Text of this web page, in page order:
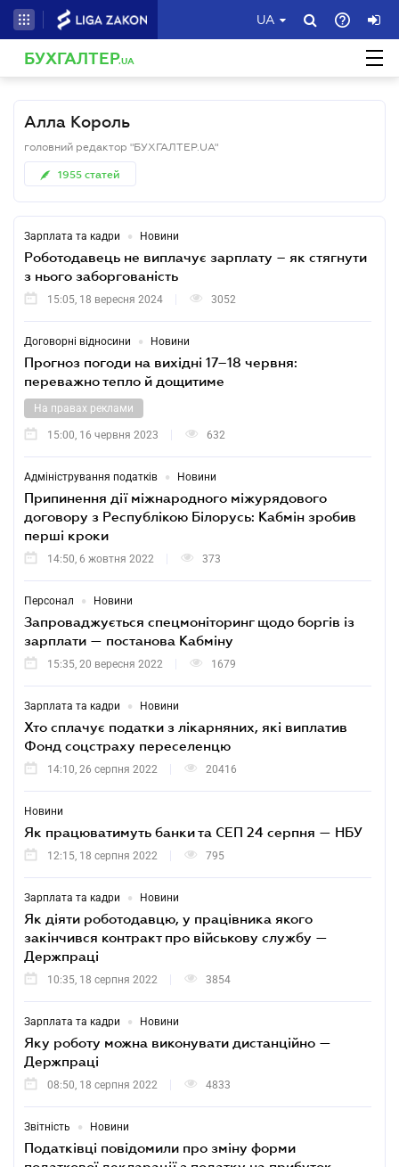
UA
БУХГАЛТЕР.UA
Алла Король
головний редактор "БУХГАЛТЕР.UA"
1955 статей
Зарплата та кадри • Новини
Роботодавець не виплачує зарплату – як стягнути
з нього заборгованість
15:05, 18 вересня 2024 3052
Договорні відносини • Новини
Прогноз погоди на вихідні 17–18 червня:
переважно тепло й дощитиме
На правах реклами
15:00, 16 червня 2023 632
Адміністрування податків • Новини
Припинення дії міжнародного міжурядового
договору з Республікою Білорусь: Кабмін зробив
перші кроки
14:50, 6 жовтня 2022 373
Персонал • Новини
Запроваджується спецмоніторинг щодо боргів із
зарплати — постанова Кабміну
15:35, 20 вересня 2022 1679
Зарплата та кадри • Новини
Хто сплачує податки з лікарняних, які виплатив
Фонд соцстраху переселенцю
14:10, 26 серпня 2022 20416
Новини
Як працюватимуть банки та СЕП 24 серпня — НБУ
12:15, 18 серпня 2022 795
Зарплата та кадри • Новини
Як діяти роботодавцю, у працівника якого
закінчився контракт про військову службу —
Держпраці
10:35, 18 серпня 2022 3854
Зарплата та кадри • Новини
Яку роботу можна виконувати дистанційно —
Держпраці
08:50, 18 серпня 2022 4833
Звітність • Новини
Податківці повідомили про зміну форми